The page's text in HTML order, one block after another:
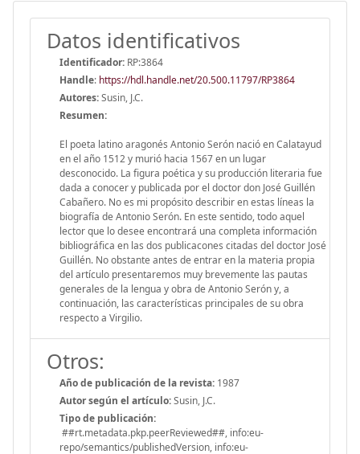
Datos identificativos
Identificador: RP:3864
Handle: https://hdl.handle.net/20.500.11797/RP3864
Autores:Susin, J.C.
Resumen:
El poeta latino aragonés Antonio Serón nació en Calatayud
en el año 1512 y murió hacia 1567 en un lugar
desconocido. La figura poética y su producción literaria fue
dada a conocer y publicada por el doctor don José Guillén
Cabañero. No es mi propósito describir en estas líneas la
biografía de Antonio Serón. En este sentido, todo aquel
lector que lo desee encontrará una completa información
bibliográfica en las dos publicacones citadas del doctor José
Guillén. No obstante antes de entrar en la materia propia
del artículo presentaremos muy brevemente las pautas
generales de la lengua y obra de Antonio Serón y, a
continuación, las características principales de su obra
respecto a Virgilio.
Otros:
Año de publicación de la revista: 1987
Autor según el artículo:Susin, J.C.
Tipo de publicación:
##rt.metadata.pkp.peerReviewed##, info:eu-
repo/semantics/publishedVersion, info:eu-